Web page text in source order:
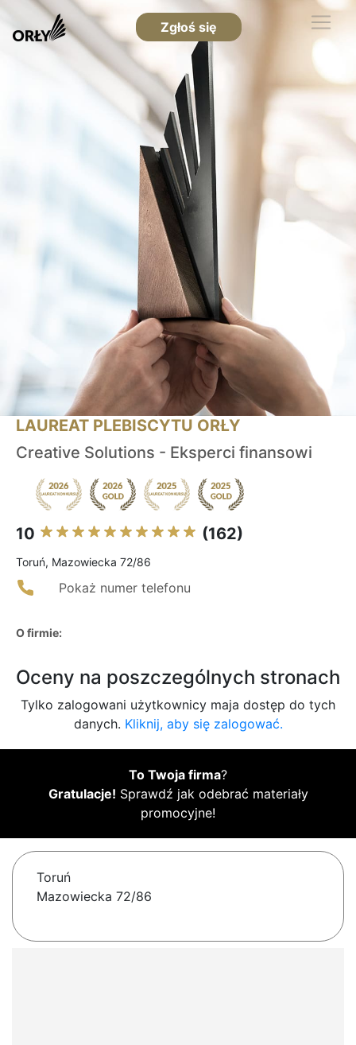
Zgłoś się
LAUREAT PLEBISCYTU ORŁY
Creative Solutions - Eksperci finansowi
10 (162)
Toruń, Mazowiecka 72/86
Pokaż numer telefonu
O firmie:
Oceny na poszczególnych stronach
Tylko zalogowani użytkownicy maja dostęp do tych
danych. Kliknij, aby się zalogować.
To Twoja firma?
Gratulacje! Sprawdź jak odebrać materiały
promocyjne!
Toruń
Mazowiecka 72/86